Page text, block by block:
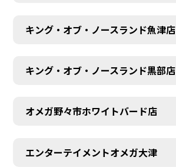
キング・オブ・ノースランド魚津店
キング・オブ・ノースランド黒部店
オメガ野々市ホワイトバード店
エンターテイメントオメガ大津